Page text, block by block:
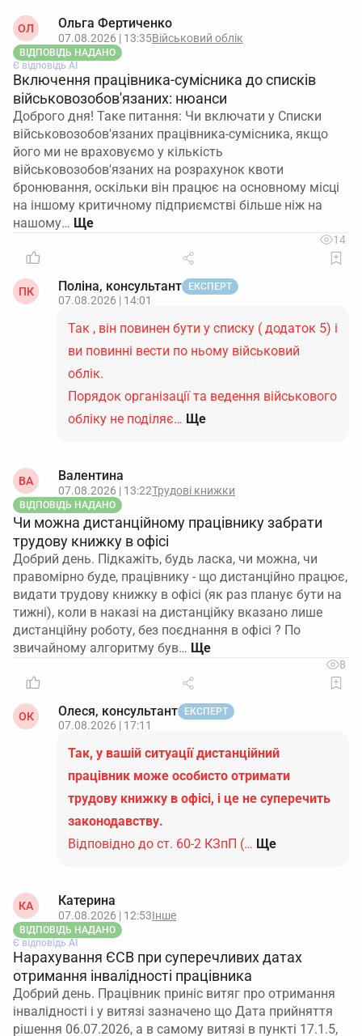
ОЛ Ольга Фертиченко
07.08.2026 | 13:35Військовий облік
ВІДПОВІДЬ НАДАНО
Є відповідь АІ
Включення працівника-сумісника до списків
військовозобов'язаних: нюанси
Доброго дня! Таке питання: Чи включати у Списки
військовозобов'язаних працівника-сумісника, якщо
його ми не враховуємо у кількість
військовозобов'язаних на розрахунок квоти
бронювання, оскільки він працює на основному місці
на іншому критичному підприємстві більше ніж на
нашому…
14
ПК Поліна, консультант ЕКСПЕРТ
07.08.2026 | 14:01
Так , він повинен бути у списку ( додаток 5) і
ви повинні вести по ньому військовий
облік.
Порядок організації та ведення військового
обліку не поділяє… Ще
ВА Валентина
07.08.2026 | 13:22Трудові книжки
ВІДПОВІДЬ НАДАНО
Чи можна дистанційному працівнику забрати
трудову книжку в офісі
Добрий день. Підкажіть, будь ласка, чи можна, чи
правомірно буде, працівнику - що дистанційно працює,
видати трудову книжку в офісі (як раз планує бути на
тижні), коли в наказі на дистанційку вказано лише
дистанційну роботу, без поєднання в офісі ? По
звичайному алгоритму був…
8
ОК Олеся, консультант ЕКСПЕРТ
07.08.2026 | 17:11
Так, у вашій ситуації дистанційний
працівник може особисто отримати
трудову книжку в офісі, і це не суперечить
законодавству.
Відповідно до ст. 60-2 КЗпП (… Ще
КА Катерина
07.08.2026 | 12:53Інше
ВІДПОВІДЬ НАДАНО
Є відповідь АІ
Нарахування ЄСВ при суперечливих датах
отримання інвалідності працівника
Добрий день. Працівник приніс витяг про отримання
інвалідності і у витязі зазначено що Дата прийняття
рішення 06.07.2026, а в самому витязі в пункті 17.1.5,